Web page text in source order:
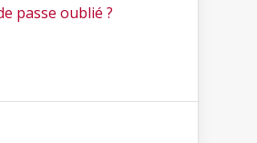
passe oublié ?